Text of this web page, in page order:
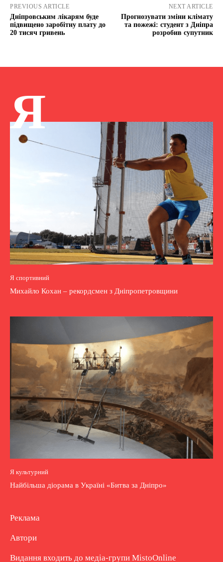
PREVIOUS ARTICLE
Дніпровським лікарям буде
підвищено заробітну плату до
20 тисяч гривень
NEXT ARTICLE
Прогнозувати зміни клімату
та пожежі: студент з Дніпра
розробив супутник
Я
Я спортивний
Михайло Кохан – рекордсмен з Дніпропетровщини
Я культурний
Найбільша діорама в Україні «Битва за Дніпро»
Реклама
Автори
Видання входить до медіа-групи MistoOnline